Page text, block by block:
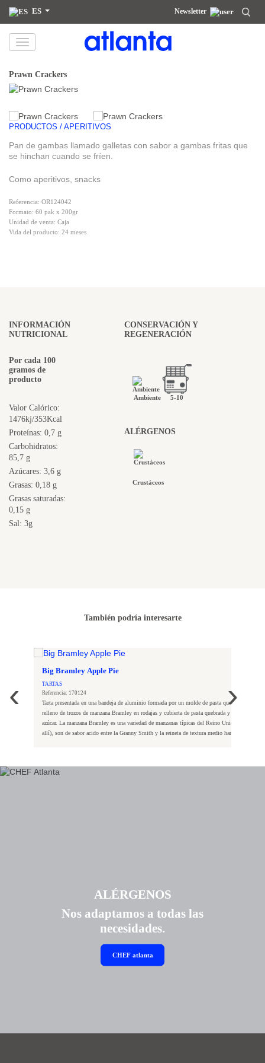
ES Newsletter
Le informamos de que sus datos personales serán tratados por atlanta Restauración Temática S.L., con la finalidad de
enviarle nuestra newsletter. Podrá ejercitar en cualquier momento sus derechos de acceso, rectificación, supresión,
Prawn Crackers
PRODUCTOS / APERITIVOS
Pan de gambas llamado galletas con sabor a gambas fritas que
se hinchan cuando se fríen.
Como aperitivos, snacks
Referencia: OR124042
Formato: 60 pak x 200gr
Unidad de venta: Caja
Vida del producto: 24 meses
INFORMACIÓN
NUTRICIONAL
Por cada 100
gramos de
producto
Valor Calórico:
1476kj/353Kcal
Proteínas: 0,7 g
Carbohidratos:
85,7 g
Azúcares: 3,6 g
Grasas: 0,18 g
Grasas saturadas:
0,15 g
Sal: 3g
CONSERVACIÓN Y
REGENERACIÓN
Ambiente 5-10
ALÉRGENOS
Crustáceos
También podría interesarte
Big Bramley Apple Pie
TARTAS
Referencia: 170124
Tarta presentada en una bandeja de aluminio formada por un molde de pasta quebrada dulce
relleno de trozos de manzana Bramley en rodajas y cubierta de pasta quebrada y espolvoreada
azúcar. La manzana Bramley es una variedad de manzanas típicas del Reino Unido, ( Solo
allí), son de sabor acido entre la Granny Smith y la reineta de textura medio harinosas, son
‹ ›
ALÉRGENOS
Nos adaptamos a todas las
necesidades.
CHEF atlanta